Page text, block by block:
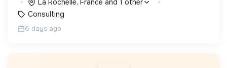
La Rochelle, France and 1 other
Consulting
6 days ago